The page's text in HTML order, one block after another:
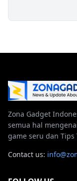
Zona Gadget
semua hal
game seru dan Tips
Contact us: